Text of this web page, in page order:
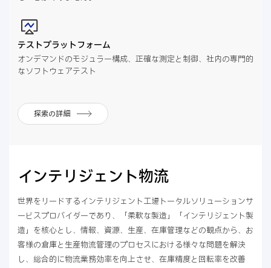
テストプラットフォーム
オンデマンドのモジュラー構成、正確な測定と制御、社内の専門的
なソフトウェアテスト
探索の詳細
インテリジェント物流
世界をリードするインテリジェント工場トータルソリューションサ
ービスプロバイダーであり、「柔軟な製造」「インテリジェント製
造」を核心とし、情報、資源、生産、在庫管理などの観点から、お
客様の倉庫と生産物流管理のプロセスにおける様々な問題を解決
し、総合的に物流業務効率を向上させ、在庫精度と回転率を改善